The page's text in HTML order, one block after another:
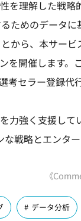
理解した戦略
ためのデータ
から、本サービ
を開催します。
考セラー登録代
力強く支援して
戦略とエンタ
《
データ分析